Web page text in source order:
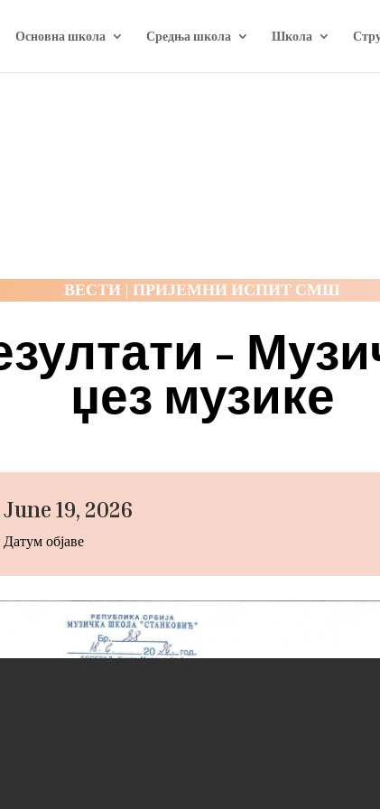
Основна школа Средња школа Школа
ВЕСТИ | ПРИЈЕМНИ ИСПИТ СМШ
–
џез музике
June 19, 2026
Датум објаве